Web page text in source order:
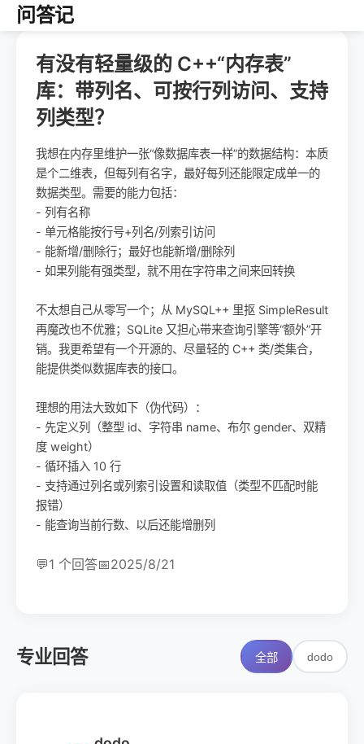
问答记
有没有轻量级的 C++“内存表”
库：带列名、可按行列访问、支持
列类型？
我想在内存里维护一张“像数据库表一样”的数据结构：本质
是个二维表，但每列有名字，最好每列还能限定成单一的
数据类型。需要的能力包括：
- 列有名称
- 单元格能按行号+列名/列索引访问
- 能新增/删除行；最好也能新增/删除列
- 如果列能有强类型，就不用在字符串之间来回转换
不太想自己从零写一个；从 MySQL++ 里抠 SimpleResult
再魔改也不优雅；SQLite 又担心带来查询引擎等“额外”开
销。我更希望有一个开源的、尽量轻的 C++ 类/类集合，
能提供类似数据库表的接口。
理想的用法大致如下（伪代码）：
- 先定义列（整型 id、字符串 name、布尔 gender、双精
度 weight）
- 循环插入 10 行
- 支持通过列名或列索引设置和读取值（类型不匹配时能
报错）
- 能查询当前行数、以后还能增删列
💬1 个回答📅2025/8/21
专业回答 全部 dodo